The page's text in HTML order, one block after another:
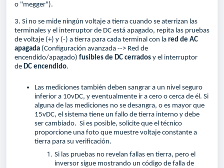
o "megger").
3. Si no se mide ningún voltaje a tierra cuando se aterrizan las
terminales y el interruptor de DC está apagado, repita las pruebas
de voltaje (+) y (-) a tierra para cada terminal con la red de AC
apagada (Configuración avanzada --> Red de
encendido/apagado) fusibles de DC cerrados y el interruptor
de DC encendido.
Las mediciones también deben sangrar a un nivel seguro
inferior a 10vDC, y eventualmente ir a cero o cerca de él. Si
alguna de las mediciones no se desangra, o es mayor que
15vDC, el sistema tiene un fallo de tierra interno y debe
ser cambiado. Si es posible, solicite que el técnico
proporcione una foto que muestre voltaje constante a
tierra para su verificación.
Si las pruebas no revelan fallas en tierra, pero el
inversor sigue mostrando un código de falla de